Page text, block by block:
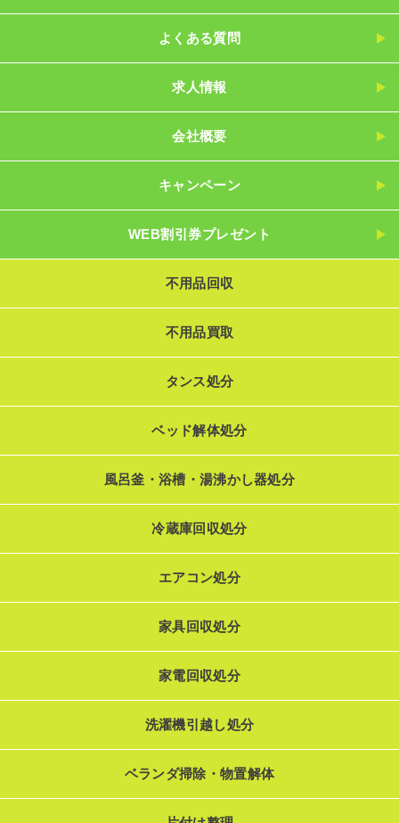
よくある質問
求人情報
会社概要
キャンペーン
WEB割引券プレゼント
不用品回収
不用品買取
タンス処分
ベッド解体処分
風呂釜・浴槽・湯沸かし器処分
冷蔵庫回収処分
エアコン処分
家具回収処分
家電回収処分
洗濯機引越し処分
ベランダ掃除・物置解体